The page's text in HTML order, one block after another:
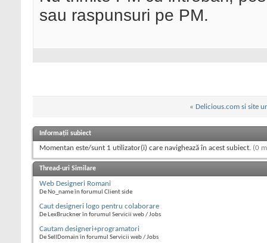
sau raspunsuri pe PM.
« Delicious.com si site
Informații subiect
Momentan este/sunt 1 utilizator(i) care navighează în acest subiect. (0
Thread-uri Similare
Web Designeri Romani
De No_name în forumul Client side
Caut designeri logo pentru colaborare
De LexBruckner în forumul Servicii web / Jobs
Cautam designeri+programatori
De SellDomain în forumul Servicii web / Jobs